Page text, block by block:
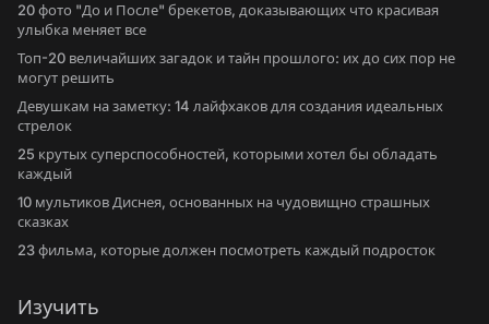
20 фото "До и После" брекетов, доказывающих что красивая
улыбка меняет все
Топ-20 величайших загадок и тайн прошлого: их до сих пор не
могут решить
Девушкам на заметку: 14 лайфхаков для создания идеальных
стрелок
25 крутых суперспособностей, которыми хотел бы обладать
каждый
10 мультиков Диснея, основанных на чудовищно страшных
сказках
23 фильма, которые должен посмотреть каждый подросток
Изучить